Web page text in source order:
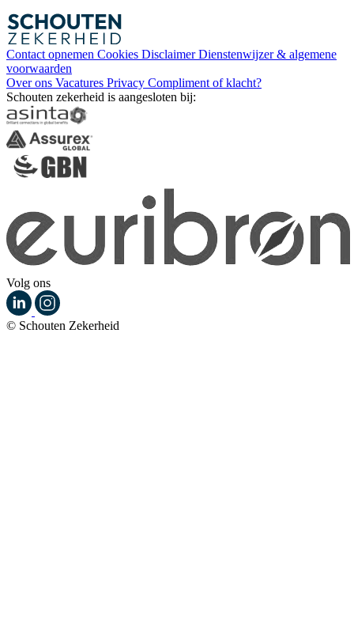
Contact opnemen Cookies DisclaimerDienstenwijzer & algemene
voorwaarden
Over ons Vacatures Privacy Compliment of klacht?
Schouten zekerheid is aangesloten bij:
Volg ons
© Schouten Zekerheid